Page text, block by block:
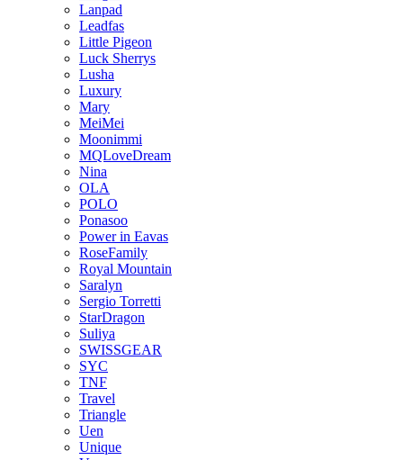
Lanpad
Leadfas
Little Pigeon
Luck Sherrys
Lusha
Luxury
Mary
MeiMei
Moonimmi
MQLoveDream
Nina
OLA
POLO
Ponasoo
Power in Eavas
RoseFamily
Royal Mountain
Saralyn
Sergio Torretti
StarDragon
Suliya
SWISSGEAR
SYC
TNF
Travel
Triangle
Uen
Unique